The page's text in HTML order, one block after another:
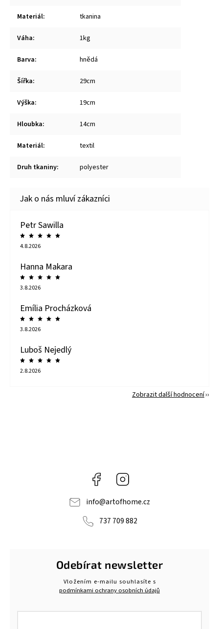
Materiál: tkanina
Váha: 1kg
Barva: hnědá
Šířka: 29cm
Výška: 19cm
Hloubka: 14cm
Materiál: textil
Druh tkaniny: polyester
Petr Sawilla
4.8.2026
Hanna Makara
3.8.2026
Emília Procházková
3.8.2026
Luboš Nejedlý
2.8.2026
Zobrazit další hodnocení
Facebook
info@artofhome.cz
737 709 882
Odebírat newsletter
Vložením e-mailu souhlasíte s
podmínkami ochrany osobních údajů